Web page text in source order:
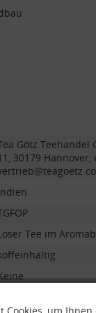
Götz Teehandel
30179 Hannover,
Tee im